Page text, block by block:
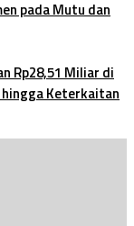
pada Mutu dan
Rp28,51 Miliar di
Keterkaitan